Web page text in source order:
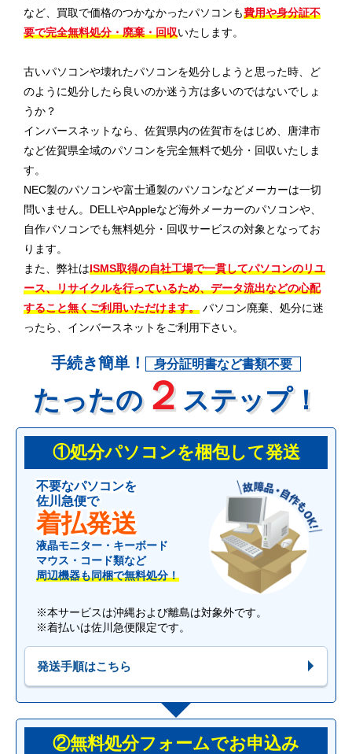
など、買取で価格のつかなかったパソコンも費用や身分証不
要で完全無料処分・廃棄・回収いたします。
古いパソコンや壊れたパソコンを処分しようと思った時、ど
のように処分したら良いのか迷う方は多いのではないでしょ
うか？
インバースネットなら、佐賀県内の佐賀市をはじめ、唐津市
など佐賀県全域のパソコンを完全無料で処分・回収いたしま
す。
NEC製のパソコンや富士通製のパソコンなどメーカーは一切
問いません。DELLやAppleなど海外メーカーのパソコンや、
自作パソコンでも無料処分・回収サービスの対象となってお
ります。
また、弊社はISMS取得の自社工場で一貫してパソコンのリユ
ース、リサイクルを行っているため、データ流出などの心配
すること無くご利用いただけます。 パソコン廃棄、処分に迷
ったら、インバースネットをご利用下さい。
手続き簡単！ 身分証明書など書類不要
たったの２ ステップ！
①処分パソコンを梱包して発送
不要なパソコンを
佐川急便で
着払発送
液晶モニター・キーボード
マウス・コード類など
周辺機器も同梱で無料処分！
※本サービスは沖縄および離島は対象外です。
※着払いは佐川急便限定です。
発送手順はこちら
②無料処分フォームでお申込み